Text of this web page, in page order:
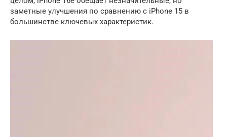
заметные улучшения по сравнению с iPhone 15 в
большинстве ключевых характеристик.